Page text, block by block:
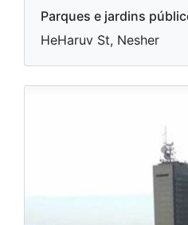
Parques e jardins
HeHaruv St, Nesher